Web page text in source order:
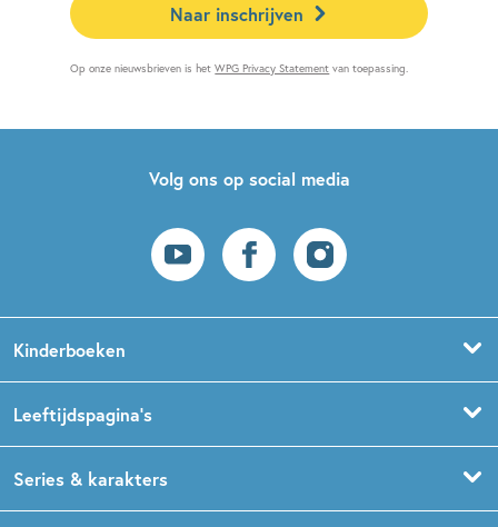
Naar inschrijven
Op onze nieuwsbrieven is hetWPG Privacy Statement van toepassing.
Volg ons op social media
Kinderboeken
Prentenboeken
Leeftijdspagina’s
Boekentips 1,5 - 3 jaar
Series & karakters